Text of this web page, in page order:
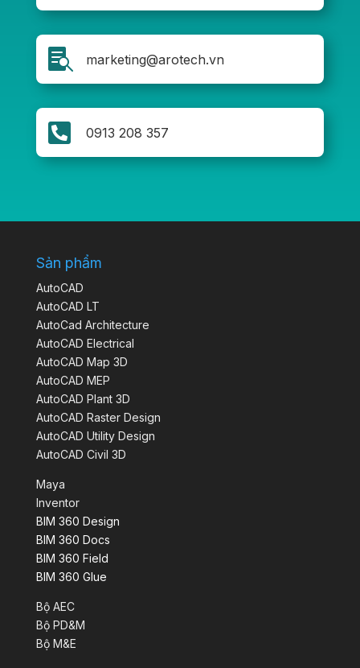
 marketing@arotech.vn
 0913 208 357
Sản phẩm
AutoCAD
AutoCAD LT
AutoCad Architecture
AutoCAD Electrical
AutoCAD Map 3D
AutoCAD MEP
AutoCAD Plant 3D
AutoCAD Raster Design
AutoCAD Utility Design
AutoCAD Civil 3D
Maya
Inventor
BIM 360 Design
BIM 360 Docs
BIM 360 Field
BIM 360 Glue
Bộ AEC
Bộ PD&M
Bộ M&E